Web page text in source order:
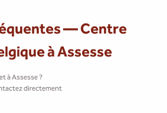
— Centre
à Assesse
à Assesse ?
directement